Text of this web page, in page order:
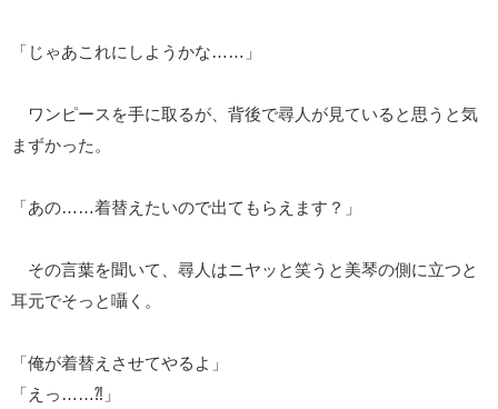
「じゃあこれにしようかな……」
ワンピースを手に取るが、背後で尋人が見ていると思うと気
まずかった。
「あの……着替えたいので出てもらえます？」
その言葉を聞いて、尋人はニヤッと笑うと美琴の側に立つと
耳元でそっと囁く。
「俺が着替えさせてやるよ」
「えっ……⁈」